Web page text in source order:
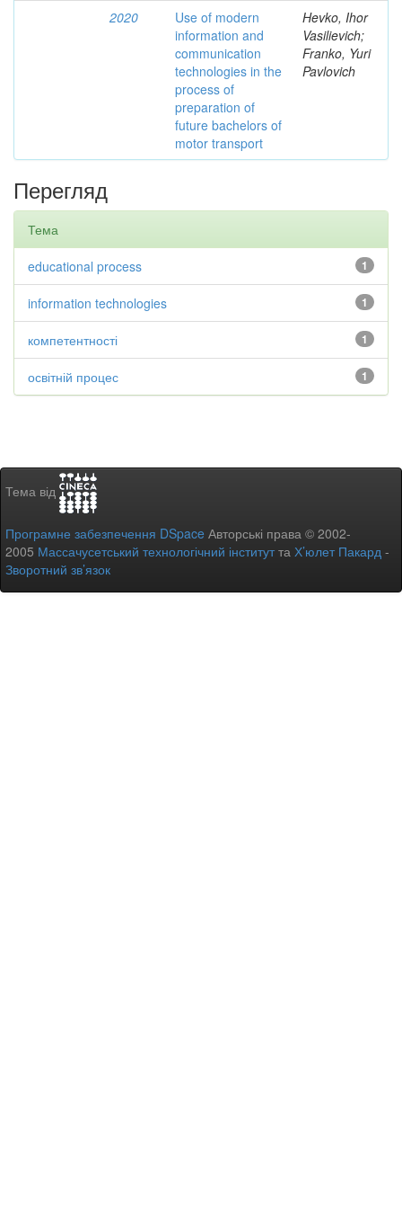
2020
Use of modern
information and
communication
technologies in the
process of
preparation of
future bachelors of
motor transport
Hevko, Ihor
Vasilievich;
Franko, Yuri
Pavlovich
Перегляд
Тема
1
educational process
1
information technologies
1
компетентності
1
освітній процес
Тема від
Програмне забезпечення DSpace Авторські права © 2002-
2005 Массачусетський технологічний інститутта Х’юлет Пакард -
Зворотний зв’язок